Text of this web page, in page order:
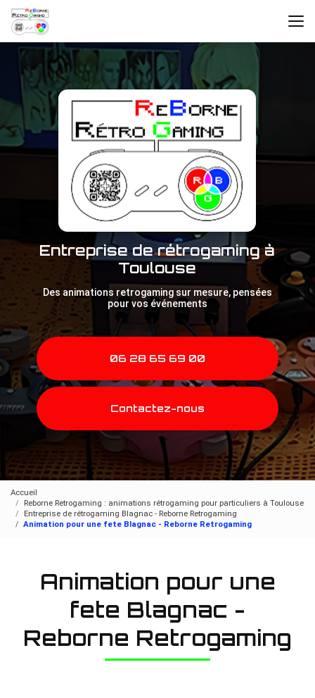
Aller
contenu
principal
Entreprise de rétrogaming à
Toulouse
Des animations retrogaming sur mesure, pensées
pour vos événements
06 28 65 69 00
Contactez-nous
Accueil
Reborne Retrogaming : animations rétrogaming pour particuliers à Toulouse
Entreprise de rétrogaming Blagnac - Reborne Retrogaming
Animation pour une fete Blagnac - Reborne Retrogaming
Animation pour une
fete Blagnac -
Reborne Retrogaming